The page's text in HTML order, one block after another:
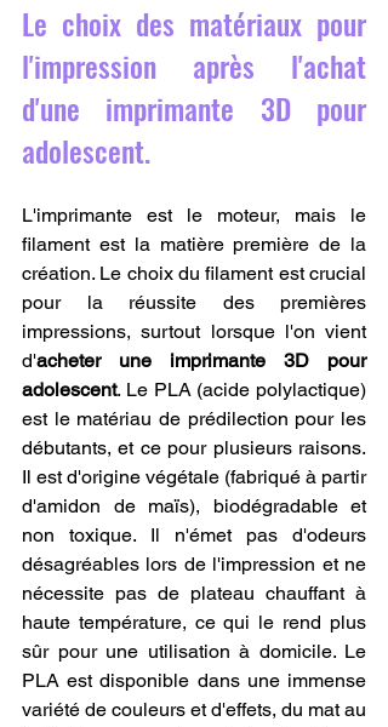
Le choix des matériaux pour
l'impression après l'achat
d'une imprimante 3D pour
adolescent.
L'imprimante est le moteur, mais le
filament est la matière première de la
création. Le choix du filament est crucial
pour la réussite des premières
impressions, surtout lorsque l'on vient
d'acheter une imprimante 3D pour
adolescent. Le PLA (acide polylactique)
est le matériau de prédilection pour les
débutants, et ce pour plusieurs raisons.
Il est d'origine végétale (fabriqué à partir
d'amidon de maïs), biodégradable et
non toxique. Il n'émet pas d'odeurs
désagréables lors de l'impression et ne
nécessite pas de plateau chauffant à
haute température, ce qui le rend plus
sûr pour une utilisation à domicile. Le
PLA est disponible dans une immense
variété de couleurs et d'effets, du mat au